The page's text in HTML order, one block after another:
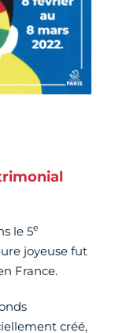
le 5e
joyeuse fut
France.
créé,